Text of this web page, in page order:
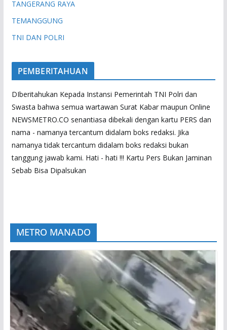
TANGERANG RAYA
TEMANGGUNG
TNI DAN POLRI
PEMBERITAHUAN
DIberitahukan Kepada Instansi Pemerintah TNI Polri dan
Swasta bahwa semua wartawan Surat Kabar maupun Online
NEWSMETRO.CO senantiasa dibekali dengan kartu PERS dan
nama - namanya tercantum didalam boks redaksi. Jika
namanya tidak tercantum didalam boks redaksi bukan
tanggung jawab kami. Hati - hati !!! Kartu Pers Bukan Jaminan
Sebab Bisa Dipalsukan
METRO MANADO